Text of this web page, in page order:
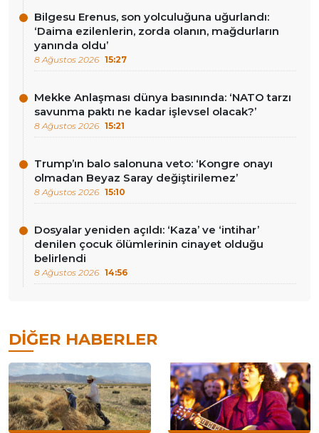
Bilgesu Erenus, son yolculuğuna uğurlandı:
‘Daima ezilenlerin, zorda olanın, mağdurların
yanında oldu’
8 Ağustos 2026 15:27
Mekke Anlaşması dünya basınında: ‘NATO tarzı
savunma paktı ne kadar işlevsel olacak?’
8 Ağustos 2026 15:21
Trump’ın balo salonuna veto: ‘Kongre onayı
olmadan Beyaz Saray değiştirilemez’
8 Ağustos 2026 15:10
Dosyalar yeniden açıldı: ‘Kaza’ ve ‘intihar’
denilen çocuk ölümlerinin cinayet olduğu
belirlendi
8 Ağustos 2026 14:56
DIĞER HABERLER